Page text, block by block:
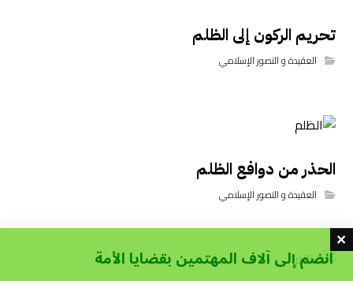
تحريم الركون إلى الظلم
العقيدة و التصور الإسلامي
الحذر من دوافع الظلم
العقيدة و التصور الإسلامي
انضم إلى آلاف المهتمين بقضايا الأمة